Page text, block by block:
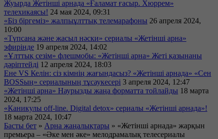
Жуырда Жетінші арнада «Ғаламат ғасыр. Хюррем»
телехикаясы! 24 мая 2024, 09:31
«Біз біргеміз» жалпыұлттық телемарафоны 26 апреля 2024,
10:00
«Түпсана және жасыл нәски» сериалы «Жетінші арна»
эфирінде 19 апреля 2024, 14:02
«Ұлттық сезім» флешмобы: «Жетінші арна» Жеті қазынаны
дәріптейді 12 апреля 2024, 18:03
Ене VS Келін: сіз кімнің жағындасыз? «Жетінші арнада» «Сен
BOSSың» сериалының тұсаукесері 3 апреля 2024, 12:47
«Жетінші арна» Наурызды жаңа форматта тойлайды 18 марта
2024, 17:25
«Каникулы off-line. Digital detox» сериалы «Жетінші арнада»!
18 марта 2024, 10:47
Басты бет » Арна жаңалықтары » «Жетінші арнада» жарқын
премьера – «Әке мен әке» мелодрамалық телесериалы